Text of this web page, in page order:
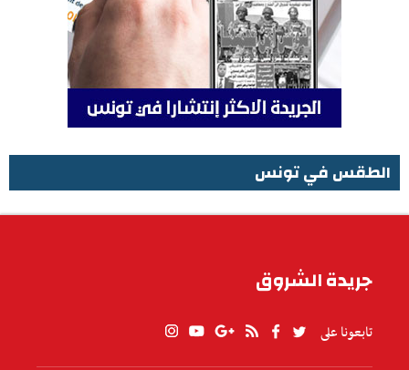
الطقس في تونس
جريدة الشروق
تابعونا على